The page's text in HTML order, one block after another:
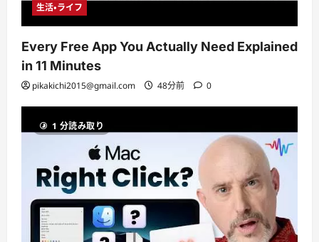
生活・ライフ
Every Free App You Actually Need Explained
in 11 Minutes
pikakichi2015@gmail.com 48分前 0
1 分読み取り